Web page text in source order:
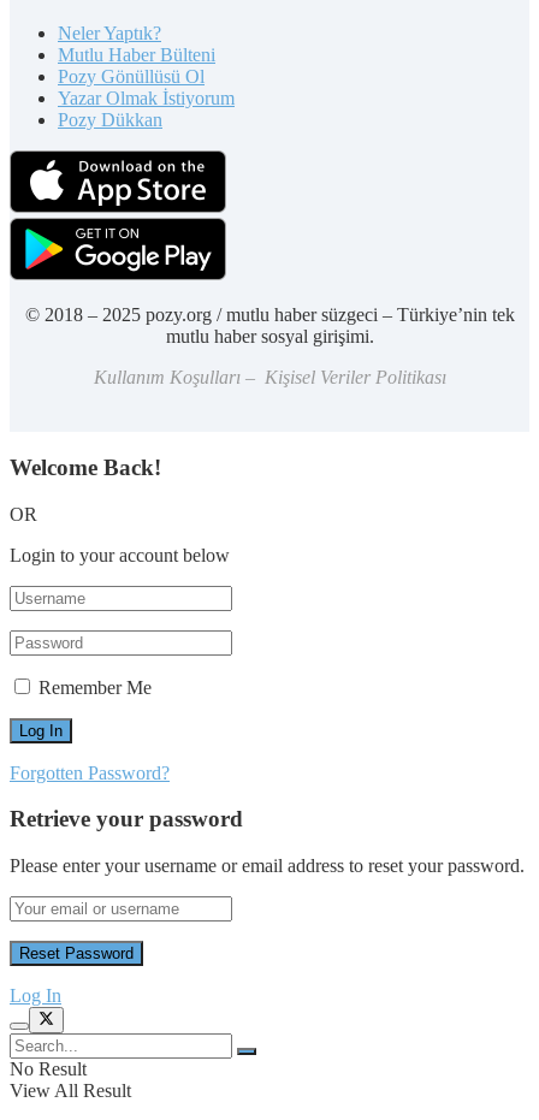
Neler Yaptık?
Mutlu Haber Bülteni
Pozy Gönüllüsü Ol
Yazar Olmak İstiyorum
Pozy Dükkan
© 2018 – 2025 pozy.org / mutlu haber süzgeci – Türkiye’nin tek
mutlu haber sosyal girişimi.
Kullanım Koşulları – Kişisel Veriler Politikası
Welcome Back!
OR
Login to your account below
Remember Me
Forgotten Password?
Retrieve your password
Please enter your username or email address to reset your password.
Log In
No Result
View All Result